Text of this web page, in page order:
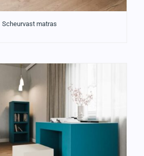
Scheurvast matras